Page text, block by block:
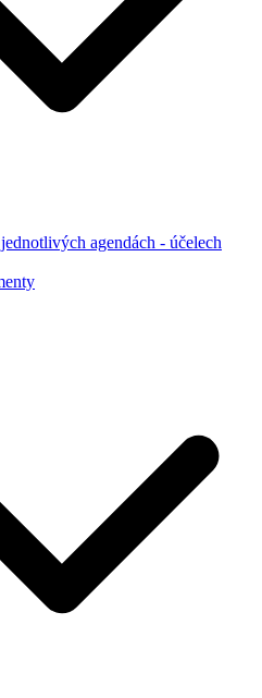
agendách - účelech